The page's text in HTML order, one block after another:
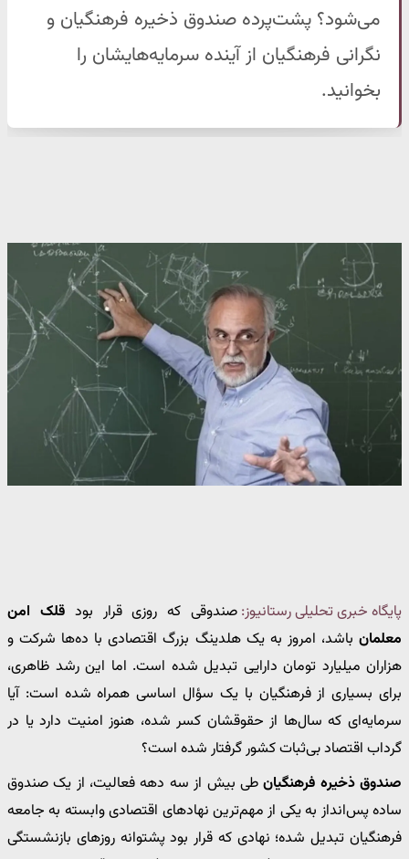
می‌شود؟ پشت‌پرده صندوق ذخیره فرهنگیان و
نگرانی فرهنگیان از آینده سرمایه‌هایشان را
بخوانید.
پایگاه خبری تحلیلی رستانیوز: صندوقی که روزی قرار بودقلک امن
معلمان باشد، امروز به یک هلدینگ بزرگ اقتصادی با ده‌ها شرکت و
هزاران میلیارد تومان دارایی تبدیل شده است. اما این رشد ظاهری،
برای بسیاری از فرهنگیان با یک سؤال اساسی همراه شده است: آیا
سرمایه‌ای که سال‌ها از حقوقشان کسر شده، هنوز امنیت دارد یا در
گرداب اقتصاد بی‌ثبات کشور گرفتار شده است؟
صندوق ذخیره فرهنگیانطی بیش از سه دهه فعالیت، از یک صندوق
ساده پس‌انداز به یکی از مهم‌ترین نهادهای اقتصادی وابسته به جامعه
فرهنگیان تبدیل شده؛ نهادی که قرار بود پشتوانه روزهای بازنشستگی